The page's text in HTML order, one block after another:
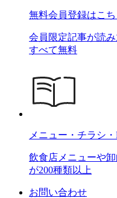
無料会員登録はこち
会員限定記事が読
すべて無料
メニュー・チラシ・
飲食店メニューや
が200種類以上
お問い合わせ